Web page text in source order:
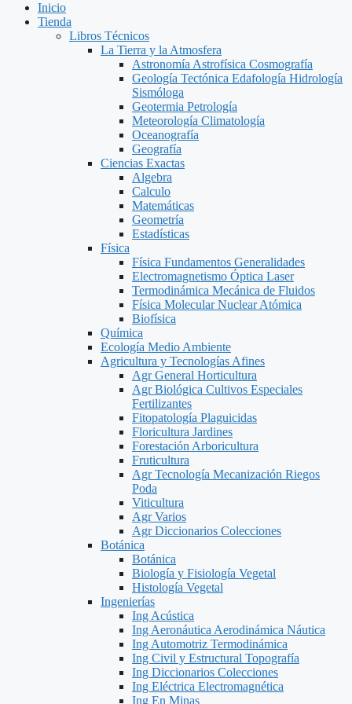
Inicio
Tienda
Libros Técnicos
La Tierra y la Atmosfera
Astronomía Astrofísica Cosmografía
Geología Tectónica Edafología Hidrología
Sismóloga
Geotermia Petrología
Meteorología Climatología
Oceanografía
Geografía
Ciencias Exactas
Algebra
Calculo
Matemáticas
Geometría
Estadísticas
Física
Física Fundamentos Generalidades
Electromagnetismo Óptica Laser
Termodinámica Mecánica de Fluidos
Física Molecular Nuclear Atómica
Biofísica
Química
Ecología Medio Ambiente
Agricultura y Tecnologías Afines
Agr General Horticultura
Agr Biológica Cultivos Especiales
Fertilizantes
Fitopatología Plaguicidas
Floricultura Jardines
Forestación Arboricultura
Fruticultura
Agr Tecnología Mecanización Riegos
Poda
Viticultura
Agr Varios
Agr Diccionarios Colecciones
Botánica
Botánica
Biología y Fisiología Vegetal
Histología Vegetal
Ingenierías
Ing Acústica
Ing Aeronáutica Aerodinámica Náutica
Ing Automotriz Termodinámica
Ing Civil y Estructural Topografía
Ing Diccionarios Colecciones
Ing Eléctrica Electromagnética
Ing En Minas